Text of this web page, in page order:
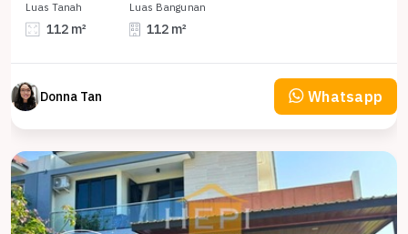
Luas Tanah
112 m²
Luas Bangunan
112 m²
Donna Tan Whatsapp